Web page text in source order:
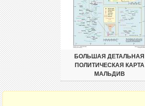
БОЛЬШАЯ ДЕТАЛЬНАЯ
ПОЛИТИЧЕСКАЯ КАРТА
МАЛЬДИВ